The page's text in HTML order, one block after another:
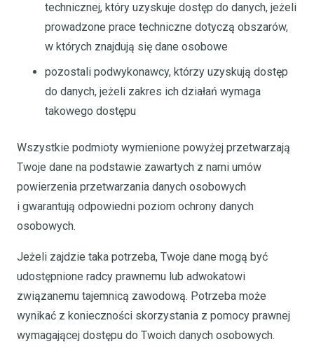
technicznej, który uzyskuje dostęp do danych, jeżeli
prowadzone prace techniczne dotyczą obszarów,
w których znajdują się dane osobowe
pozostali podwykonawcy, którzy uzyskują dostęp
do danych, jeżeli zakres ich działań wymaga
takowego dostępu
Wszystkie podmioty wymienione powyżej przetwarzają
Twoje dane na podstawie zawartych z nami umów
powierzenia przetwarzania danych osobowych
i gwarantują odpowiedni poziom ochrony danych
osobowych.
Jeżeli zajdzie taka potrzeba, Twoje dane mogą być
udostępnione radcy prawnemu lub adwokatowi
związanemu tajemnicą zawodową. Potrzeba może
wynikać z konieczności skorzystania z pomocy prawnej
wymagającej dostępu do Twoich danych osobowych.